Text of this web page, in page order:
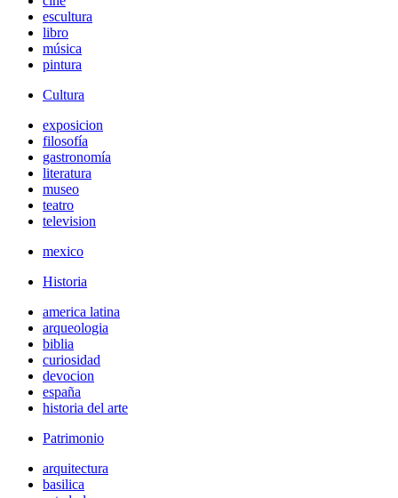
escultura
libro
música
pintura
Cultura
exposicion
filosofía
gastronomía
literatura
museo
teatro
television
mexico
Historia
america latina
arqueologia
biblia
curiosidad
devocion
españa
historia del arte
Patrimonio
arquitectura
basilica